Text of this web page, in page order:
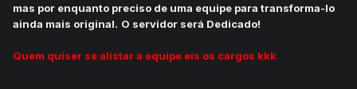
mas por enquanto preciso de uma equipe para transforma-lo
ainda mais original. O servidor será Dedicado!
Quem quiser se alistar a equipe eis os cargos kkk